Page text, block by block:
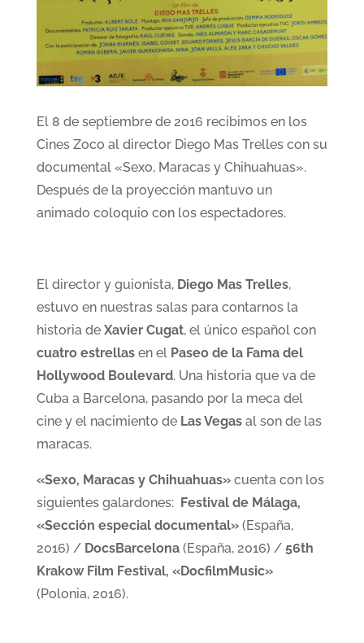
El 8 de septiembre de 2016 recibimos en los
Cines Zoco al director Diego Mas Trelles con su
documental «Sexo, Maracas y Chihuahuas».
Después de la proyección mantuvo un
animado coloquio con los espectadores.
El director y guionista, Diego Mas Trelles,
estuvo en nuestras salas para contarnos la
historia de Xavier Cugat, el único español con
cuatro estrellasen el Paseo de la Fama del
Hollywood Boulevard. Una historia que va de
Cuba a Barcelona, pasando por la meca del
cine y el nacimiento deLas Vegasal son de las
maracas.
«Sexo, Maracas y Chihuahuas»cuenta con los
siguientes galardones: Festival de Málaga,
«Sección especial documental»(España,
2016) / DocsBarcelona(España, 2016) / 56th
Krakow Film Festival, «DocfilmMusic»
(Polonia, 2016).